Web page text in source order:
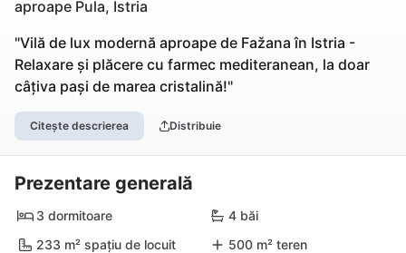
aproape Pula, Istria
"Vilă de lux modernă aproape de Fažana în Istria -
Relaxare și plăcere cu farmec mediteranean, la doar
câțiva pași de marea cristalină!"
Citește descrierea Distribuie
Prezentare generală
3 dormitoare
4 băi
233 m² spațiu de locuit
500 m² teren